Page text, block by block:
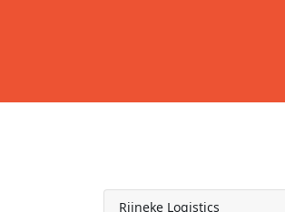
Rijneke Logistics